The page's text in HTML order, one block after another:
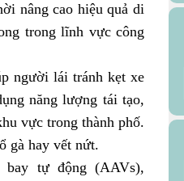
nâng cao hiệu quả di
trong lĩnh vực công
người lái tránh kẹt xe
năng lượng tái tạo,
vực trong thành phố.
gà hay vết nứt.
tự động (AAVs),